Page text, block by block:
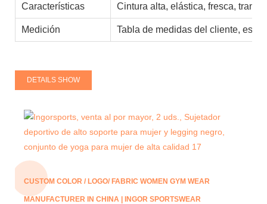
Características Cintura alta, elástica, fresca,
Medición Tabla de medidas del cliente,
DETAILS SHOW
CUSTOM COLOR / LOGO/ FABRIC WOMEN GYM WEAR
MANUFACTURER IN CHINA | INGOR SPORTSWEAR